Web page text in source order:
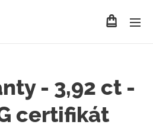
- 3,92 ct -
certifikát